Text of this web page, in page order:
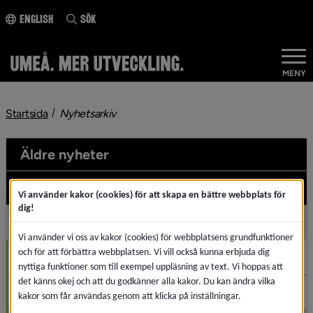
innehållet
English Sök
MENY
Startsida Nyhetsarkivnivå i brödsmulenavigeringen
Äldre nyheter
2026
2025
Maj (4)
April (1)
Vi använder kakor (cookies) för att skapa en bättre webbplats för
dig!
Vi använder vi oss av kakor (cookies) för webbplatsens grundfunktioner
och för att förbättra webbplatsen. Vi vill också kunna erbjuda dig
nyttiga funktioner som till exempel uppläsning av text. Vi hoppas att
det känns okej och att du godkänner alla kakor. Du kan ändra vilka
kakor som får användas genom att klicka på inställningar.